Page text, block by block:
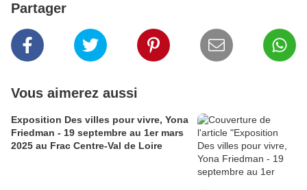
Partager
Vous aimerez aussi
Exposition Des villes pour vivre, Yona
Friedman - 19 septembre au 1er mars
2025 au Frac Centre-Val de Loire